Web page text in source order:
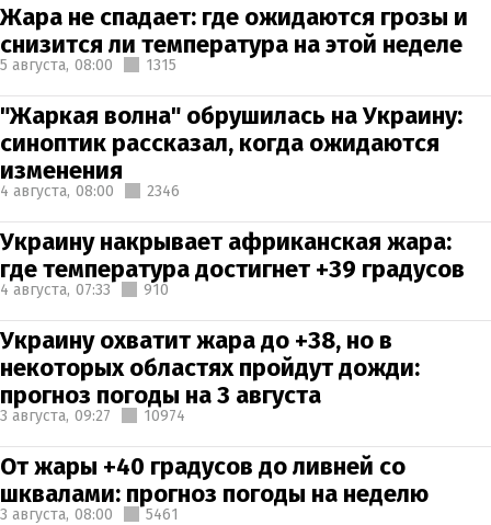
Жара не спадает: где ожидаются грозы и
снизится ли температура на этой неделе
5 августа, 08:00 1315
"Жаркая волна" обрушилась на Украину:
синоптик рассказал, когда ожидаются
изменения
4 августа, 08:00 2346
Украину накрывает африканская жара:
где температура достигнет +39 градусов
4 августа, 07:33 910
Украину охватит жара до +38, но в
некоторых областях пройдут дожди:
прогноз погоды на 3 августа
3 августа, 09:27 10974
От жары +40 градусов до ливней со
шквалами: прогноз погоды на неделю
3 августа, 08:00 5461